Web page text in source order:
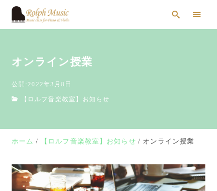
オンライン授業
公開:2022年3月8日
【ロルフ音楽教室】お知らせ
ホーム 【ロルフ音楽教室】お知らせ オンライン授業